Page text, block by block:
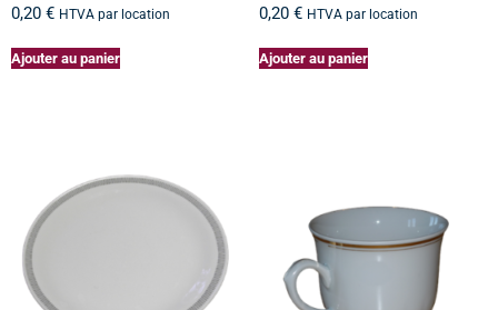
0,20 € HTVA par location
Ajouter au panier
0,20 € HTVA par location
Ajouter au panier